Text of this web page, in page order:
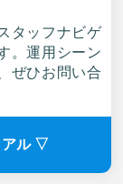
タッフナビゲ
。運用シーン
ぜひお問い合
アル ▽